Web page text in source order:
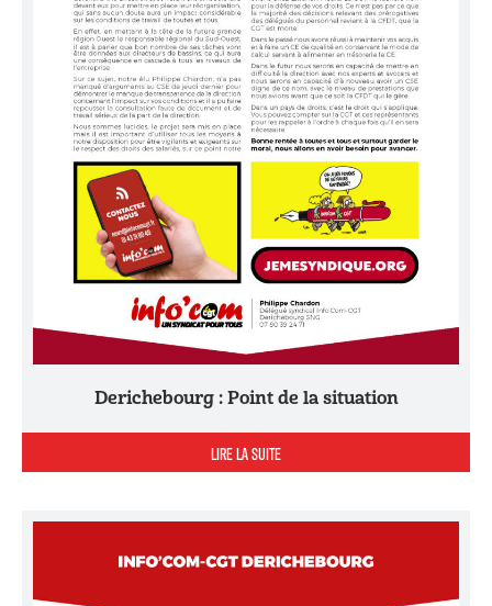
Derichebourg : Point de la situation
LIRE LA SUITE